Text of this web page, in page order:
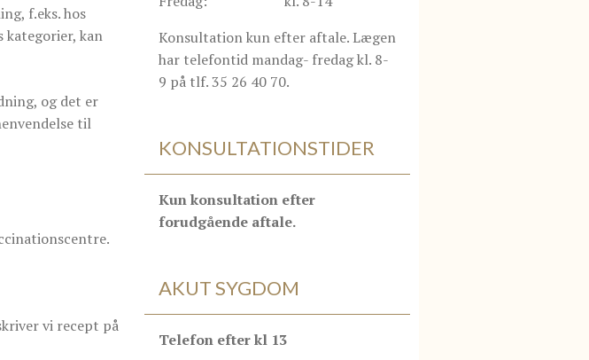
f.eks. hos
kan
og det er
til
vi recept på
Konsultation kun efter aftale. Lægen
har telefontid mandag- fredag kl. 8-
9 på tlf. 35 26 40 70.
KONSULTATIONSTIDER
Kun konsultation efter
forudgående aftale.
AKUT SYGDOM
Telefon efter kl 13